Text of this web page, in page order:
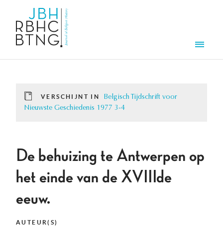
VERSCHIJNT IN
Belgisch Tijdschrift voor
Nieuwste Geschiedenis 1977 3-4
De behuizing te Antwerpen op
het einde van de XVIIIde
eeuw.
AUTEUR(S)